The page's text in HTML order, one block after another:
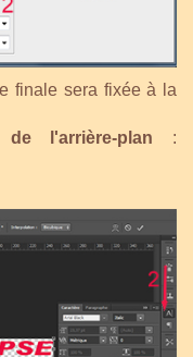
finale sera fixée à la
de l'arrière-plan :